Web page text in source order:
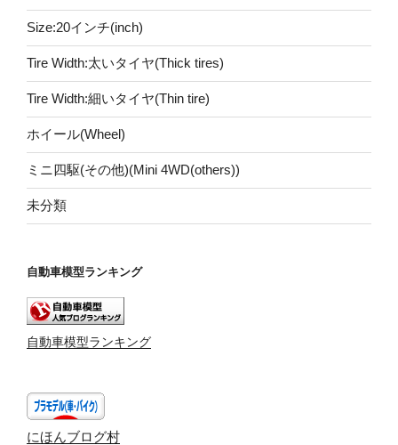
Size:20インチ(inch)
Tire Width:太いタイヤ(Thick tires)
Tire Width:細いタイヤ(Thin tire)
ホイール(Wheel)
ミニ四駆(その他)(Mini 4WD(others))
未分類
自動車模型ランキング
自動車模型ランキング
にほんブログ村